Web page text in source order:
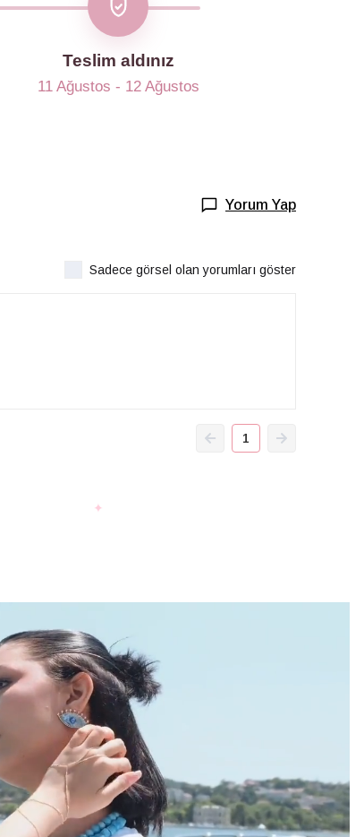
Teslim aldınız
11 Ağustos - 12 Ağustos
Yorum Yap
Sadece görsel olan yorumları göster
1